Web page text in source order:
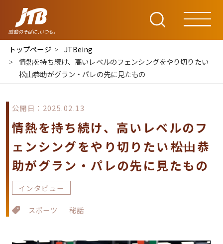
トップページ
JTBeing
情熱を持ち続け、高いレベルのフェンシングをやり切りたい――
松山恭助がグラン・パレの先に見たもの
公開日：2025.02.13
情熱を持ち続け、高いレベルのフ
ェンシングをやり切りたい――松山恭
助がグラン・パレの先に見たもの
インタビュー
スポーツ 秘話